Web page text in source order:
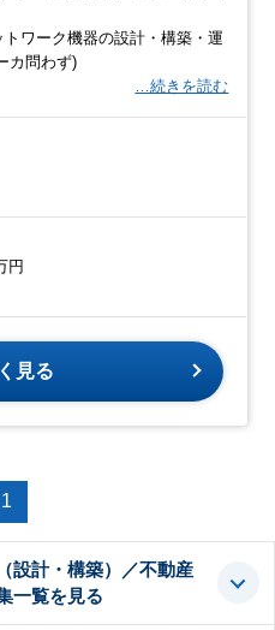
トワーク機器の設計・構築・運
カ問わず)
…続きを読む
円
見る
1
設計・構築）／不動産
一覧を見る